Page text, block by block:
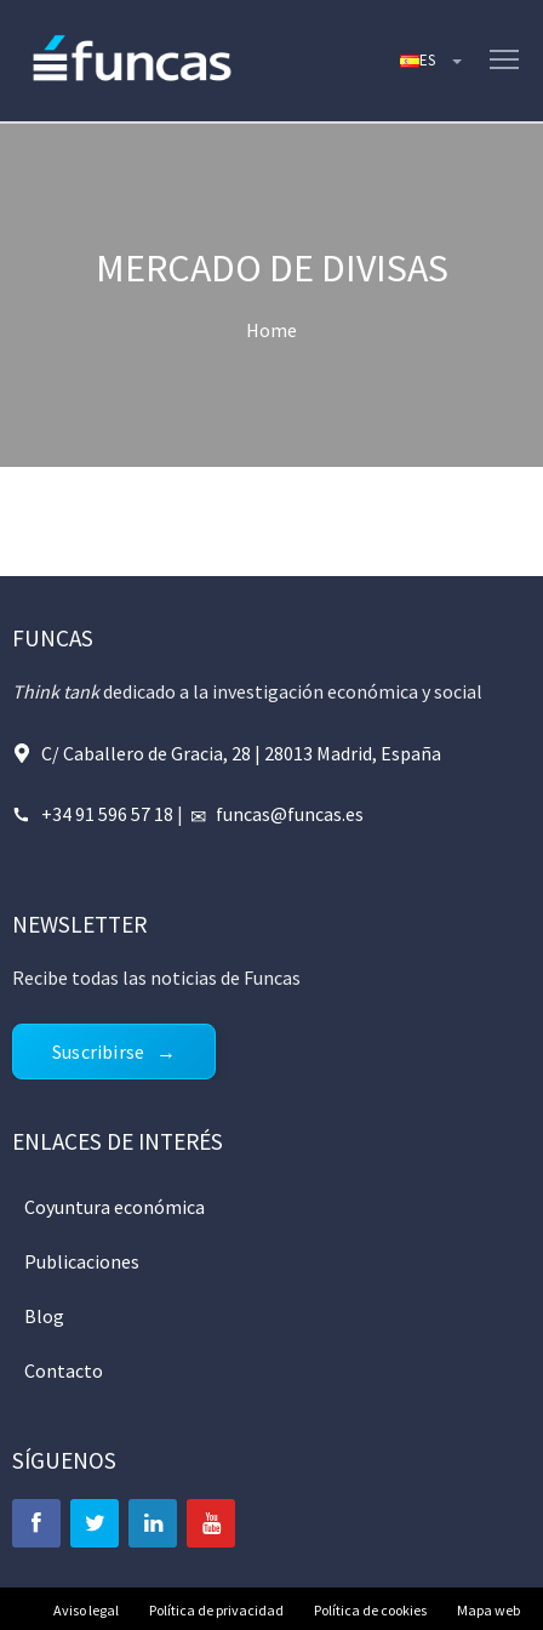
MERCADO DE DIVISAS
Home
FUNCAS
Think tankdedicado a la investigación económica y social
C/ Caballero de Gracia, 28 | 28013 Madrid, España
+34 91 596 57 18 | funcas@funcas.es
NEWSLETTER
Recibe todas las noticias de Funcas
Suscribirse
ENLACES DE INTERÉS
Coyuntura económica
Publicaciones
Blog
Contacto
SÍGUENOS
Aviso legal Política de privacidad Política de cookies Mapa web